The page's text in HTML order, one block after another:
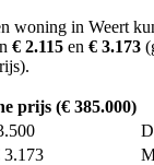
woning in Weert
€ 2.115 en € 3.173
prijs (€ 385.000)
3.173